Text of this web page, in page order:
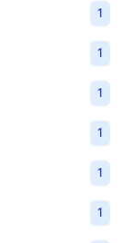
1
1
1
1
1
1